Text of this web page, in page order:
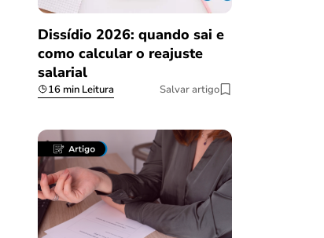
Dissídio 2026: quando sai e
como calcular o reajuste
salarial
16 min Leitura Salvar artigo